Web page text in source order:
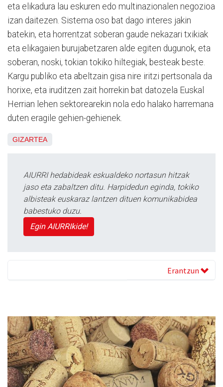
eta elikadura lau eskuren edo multinazionalen negozioa
izan daitezen. Sistema oso bat dago interes jakin
batekin, eta horrentzat soberan gaude nekazari txikiak
eta elikagaien burujabetzaren alde egiten dugunok, eta
soberan, noski, tokian tokiko hiltegiak, besteak beste.
Kargu publiko eta abeltzain gisa nire iritzi pertsonala da
horixe, eta iruditzen zait horrekin bat datozela Euskal
Herrian lehen sektorearekin nola edo halako harremana
duten eragile gehien-gehienek.
GIZARTEA
AIURRI hedabideak eskualdeko nortasun hitzak
jaso eta zabaltzen ditu. Harpidedun eginda, tokiko
albisteak euskaraz lantzen dituen komunikabidea
babestuko duzu.
Egin AIURRIkide!
Erantzun